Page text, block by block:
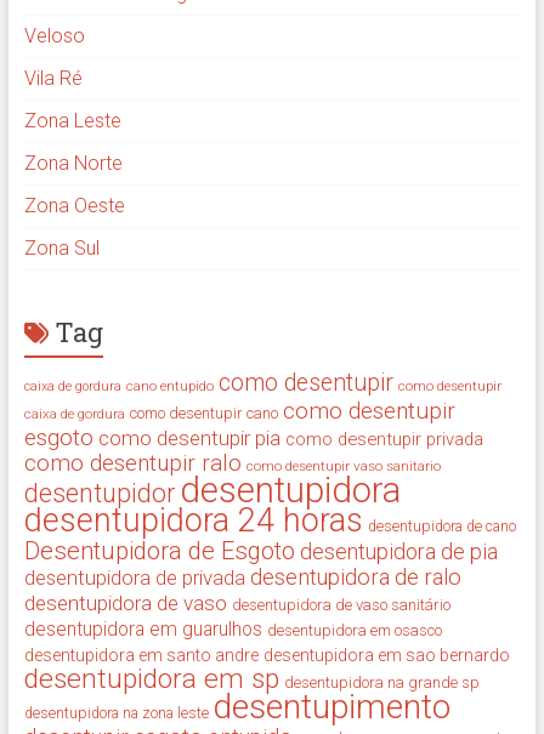
Veloso
Vila Ré
Zona Leste
Zona Norte
Zona Oeste
Zona Sul
Tag
caixa de gordura cano entupido como desentupir como desentupir
caixa de gordura como desentupir cano como desentupir
esgoto como desentupir pia como desentupir privada
como desentupir ralo como desentupir vaso sanitario
desentupidor desentupidora
desentupidora 24 horas desentupidora de cano
Desentupidora de Esgoto desentupidora de pia
desentupidora de privada desentupidora de ralo
desentupidora de vaso desentupidora de vaso sanitário
desentupidora em guarulhos desentupidora em osasco
desentupidora em santo andre desentupidora em sao bernardo
desentupidora em sp desentupidora na grande sp
desentupidora na zona leste desentupimento